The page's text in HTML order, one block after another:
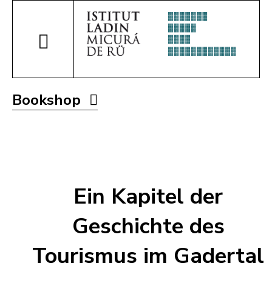
Bookshop
Ein Kapitel der
Geschichte des
Tourismus im Gadertal